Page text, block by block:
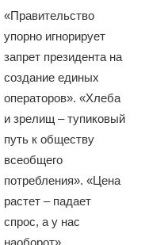
«Правительство
упорно игнорирует
запрет президента на
создание единых
операторов». «Хлеба
и зрелищ – тупиковый
путь к обществу
всеобщего
потребления». «Цена
растет – падает
спрос, а у нас
наоборот».